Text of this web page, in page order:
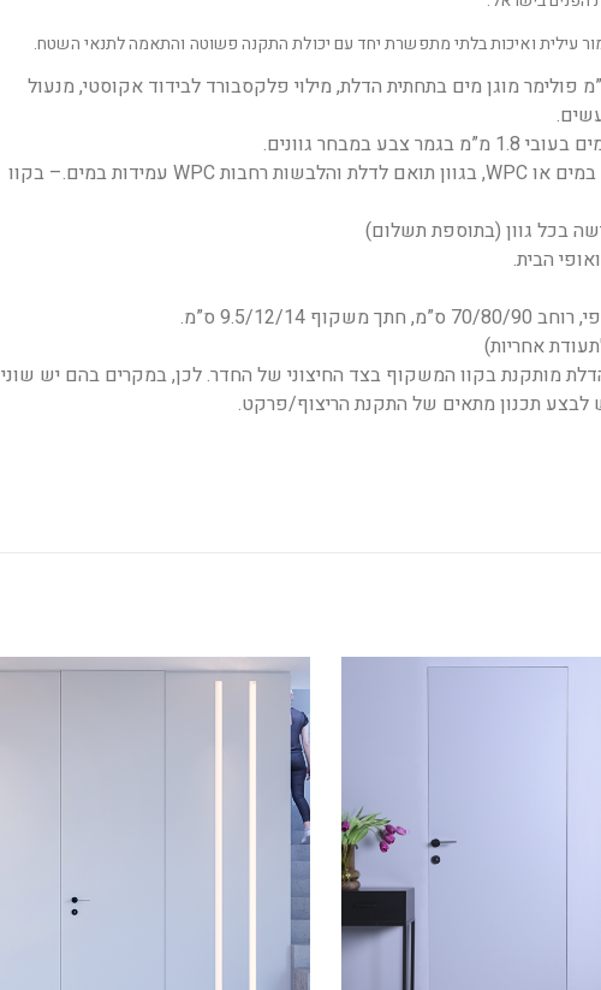
עילית ואיכות בלתי מתפשרת יחד עם יכולת התקנה פשוטה והתאמה לתנאי השטח.
הפנים מסדרת טופ מיוצרות עם 7 ס”מ פולימר מוגן מים בתחתית הדלת, מילוי פלקסבורד לבידוד אקוסטי, מנעול
גוונים.
משקוף עץ גושני מפולח מצופה למינטו עמיד במים או WPC, בגוון תואם לדלת והלבשות רחבות WPC עמידות במים.– בקוו
בכל גוון (בתוספת תשלום)
הבית.
מותקנת בקוו המשקוף בצד החיצוני של החדר. לכן, במקרים בהם יש שוני
לבצע תכנון מתאים של התקנת הריצוף/פרקט.